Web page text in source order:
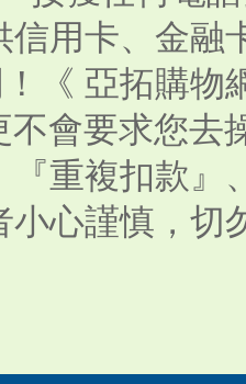
信用卡、金融
《 亞拓購物
不會要求您去
『重複扣款
小心謹慎，切